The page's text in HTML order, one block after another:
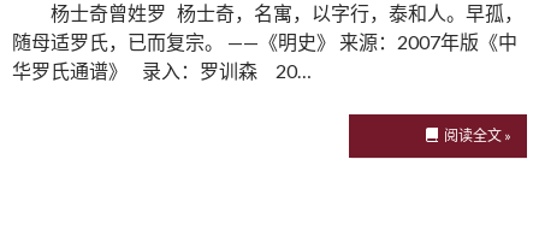
杨士奇曾姓罗 杨士奇，名寓，以字行，泰和人。早孤，
随母适罗氏，已而复宗。 ——《明史》 来源：2007年版《中
华罗氏通谱》 录入：罗训森 20…
阅读全文 »